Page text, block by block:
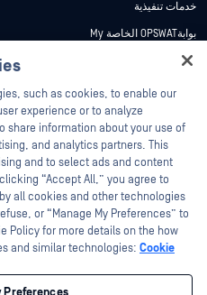
خدمات تنفيذية
بوابةOPSWAT الخاصة My
وثائق تقنية
دورات تدريبية
برنامج الثغرات الأمنية
الشركاء
شهادات
شركاء التكنولوجيا
برنامج شركاء القنوات
such as cookies, to enable our
experience or to analyze
share information about your use of
and analytics partners. This
and to select ads and content
“Accept All,” you agree to
all cookies and other technologies
or “Manage My Preferences” to
Policy for more details on the how
and similar technologies: Cookie
Hey there!
assistant.
critical
today?